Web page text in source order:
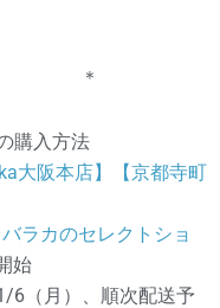
＊
購入方法
大阪本店】【京都寺町
ラカのセレクトショ
始
（月）、順次配送予